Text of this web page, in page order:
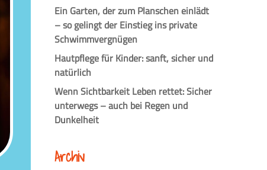
Ein Garten, der zum Planschen einlädt
– so gelingt der Einstieg ins private
Schwimmvergnügen
Hautpflege für Kinder: sanft, sicher und
natürlich
Wenn Sichtbarkeit Leben rettet: Sicher
unterwegs – auch bei Regen und
Dunkelheit
Archiv